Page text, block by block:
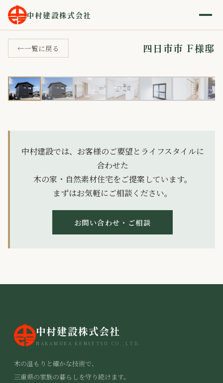
中村建設株式会社
ホーム › 施工事例› 四日市市 F様邸
一覧に戻る 四日市市 F様邸
中村建設では、お客様のご要望とライフスタイルに
合わせた
木の家・自然素材住宅をご提案しています。
まずはお気軽にご相談ください。
お問い合わせ・ご相談
中村建設株式会社
NAKAMURA KENSETSU CO.,LTD.
木の温もりと確かな技術で、
三重県の家族の暮らしを守り続けます。